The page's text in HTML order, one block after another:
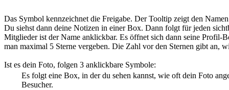
Das Symbol kennzeichnet die Freigabe. Der Tooltip zeigt den
Du siehst dann deine Notizen in einer Box. Dann folgt für jeden
Mitglieder ist der Name anklickbar. Es öffnet sich dann seine
man maximal 5 Sterne vergeben. Die Zahl vor den Sternen gibt an,
Ist es dein Foto, folgen 3 anklickbare Symbole:
Es folgt eine Box, in der du sehen kannst, wie oft dein Foto
Besucher.